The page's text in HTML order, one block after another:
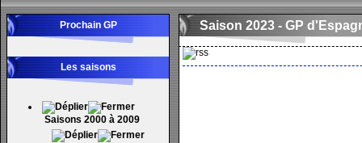
Prochain GP
Les saisons
Saisons 2000 à 2009
Saison 2023 - GP